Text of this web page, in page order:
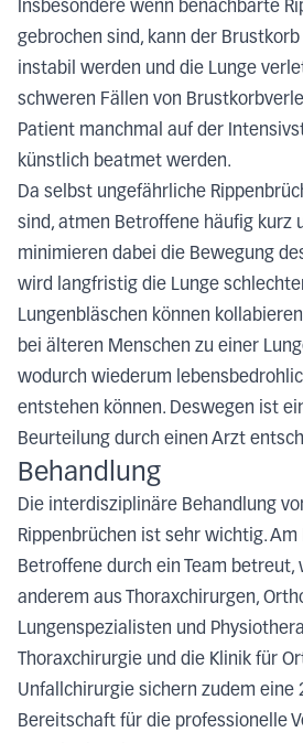
Insbesondere wenn benachbarte
gebrochen sind, kann der
instabil werden und die Lunge
schweren Fällen von
Patient manchmal auf der
künstlich beatmet werden.
Da selbst ungefährliche
sind, atmen Betroffene häufig kurz
minimieren dabei die Bewegung
wird langfristig die Lunge
Lungenbläschen können
bei älteren Menschen zu einer
wodurch wiederum
entstehen können. Deswegen ist
Beurteilung durch einen Arzt
Behandlung
Die interdisziplinäre Behandlung
Rippenbrüchen ist sehr wichtig. Am
Betroffene durch ein Team betreut,
anderem aus Thoraxchirurgen,
Lungenspezialisten und
Thoraxchirurgie und die Klinik für
Unfallchirurgie sichern zudem eine
Bereitschaft für die professionelle